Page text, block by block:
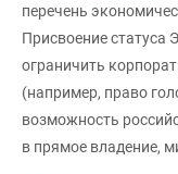
перечень
Присвоение статуса
ограничить
(например, право
возможность
в прямое владение,